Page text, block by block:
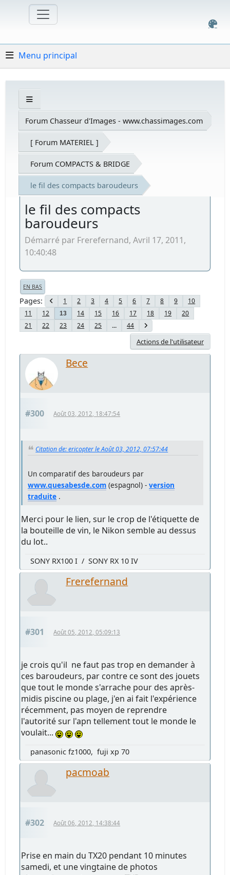
Menu principal
Forum Chasseur d'Images - www.chassimages.com
[ Forum MATERIEL ]
Forum COMPACTS & BRIDGE
le fil des compacts baroudeurs
le fil des compacts
baroudeurs
Démarré par Frerefernand, Avril 17, 2011,
10:40:48
EN BAS
Pages 1 2 3 4 5 6 7 8 9
10
11
12 13 14 15 16 17 18 19
20
21
22 23 24 25 ... 44
Actions de l'utilisateur
Bece
#300 Août 03, 2012, 18:47:54
Citation de: ericopter le Août 03, 2012, 07:57:44
Un comparatif des baroudeurs par
www.quesabesde.com (espagnol) -version
traduite .
Merci pour le lien, sur le crop de l'étiquette de
la bouteille de vin, le Nikon semble au dessus
du lot..
SONY RX100 I / SONY RX 10 IV
Frerefernand
#301 Août 05, 2012, 05:09:13
je crois qu'il ne faut pas trop en demander à
ces baroudeurs, par contre ce sont des jouets
que tout le monde s'arrache pour des après-
midis piscine ou plage, j'en ai fait l'expérience
récemment, pas moyen de reprendre
l'autorité sur l'apn tellement tout le monde le
voulait...
panasonic fz1000, fuji xp 70
pacmoab
#302 Août 06, 2012, 14:38:44
Prise en main du TX20 pendant 10 minutes
samedi, et une vingtaine de photos